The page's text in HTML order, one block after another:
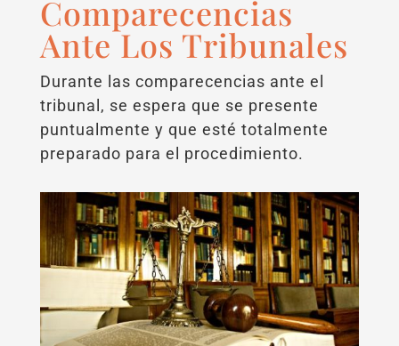
Comparecencias
Ante Los Tribunales
Durante las comparecencias ante el
tribunal, se espera que se presente
puntualmente y que esté totalmente
preparado para el procedimiento.